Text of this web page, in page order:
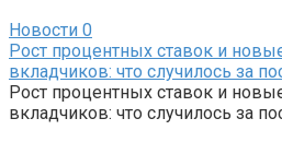
Новости 0
Рост процентных ставок и
вкладчиков: что случилось за
Рост процентных ставок и
вкладчиков: что случилось за